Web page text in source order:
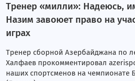
Тренер «милли»: Надеюсь,
Назим завоюет право на
играх
Тренер сборной Азербайджана по
Халфаев прокомментировал
наших спортсменов на чемпионате